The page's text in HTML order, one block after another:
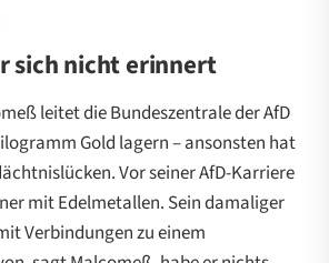
sich nicht erinnert
leitet die Bundeszentrale der AfD
Gold lagern – ansonsten hat
Vor seiner AfD-Karriere
mit Edelmetallen. Sein damaliger
Verbindungen zu einem